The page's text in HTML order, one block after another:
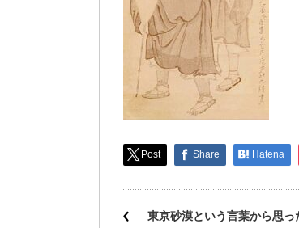
Post Share Hatena
東京砂漠という言葉から思っ